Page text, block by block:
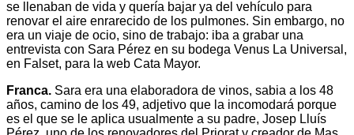
se llenaban de vida y quería bajar ya del vehículo para
renovar el aire enrarecido de los pulmones. Sin embargo, no
era un viaje de ocio, sino de trabajo: iba a grabar una
entrevista con Sara Pérez en su bodega Venus La Universal,
en Falset, para la web Cata Mayor.
Franca. Sara era una elaboradora de vinos, sabia a los 48
años, camino de los 49, adjetivo que la incomodará porque
es el que se le aplica usualmente a su padre, Josep Lluís